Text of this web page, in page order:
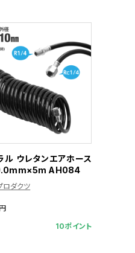
ル ウレタンエアホース
AH084
ロダクツ
10ポイント